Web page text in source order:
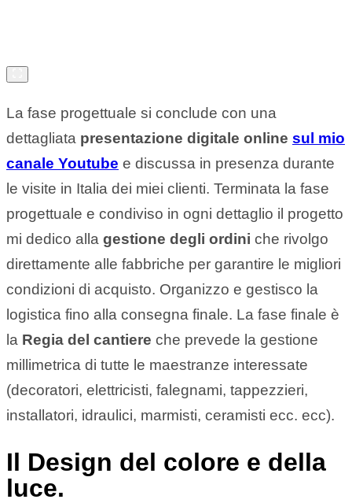
La fase progettuale si conclude con una
dettagliata presentazione digitale online sul mio
canale Youtube e discussa in presenza durante
le visite in Italia dei miei clienti. Terminata la fase
progettuale e condiviso in ogni dettaglio il progetto
mi dedico alla gestione degli ordini che rivolgo
direttamente alle fabbriche per garantire le migliori
condizioni di acquisto. Organizzo e gestisco la
logistica fino alla consegna finale. La fase finale è
la Regia del cantiere che prevede la gestione
millimetrica di tutte le maestranze interessate
(decoratori, elettricisti, falegnami, tappezzieri,
installatori, idraulici, marmisti, ceramisti ecc. ecc).
Il Design del colore e della
luce.